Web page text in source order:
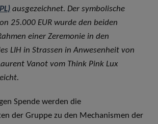
ausgezeichnet. Der symbolische
25.000 EUR wurde den beiden
einer Zeremonie in den
LIH in Strassen in Anwesenheit von
Vanot vom Think Pink Lux
Spende werden die
der Gruppe zu den Mechanismen der